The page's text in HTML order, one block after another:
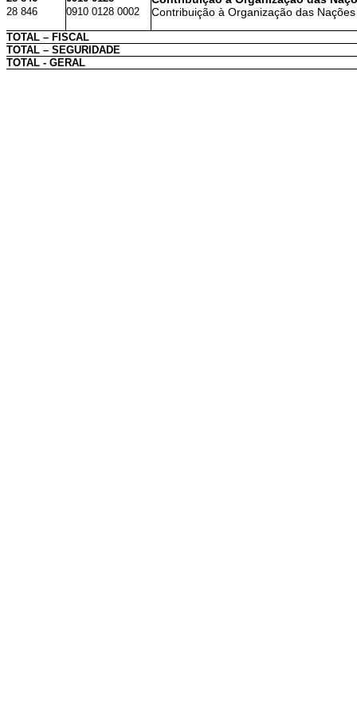
28 846 0910 0128 0002 Contribuição à Organização das
TOTAL – FISCAL
TOTAL – SEGURIDADE
TOTAL - GERAL